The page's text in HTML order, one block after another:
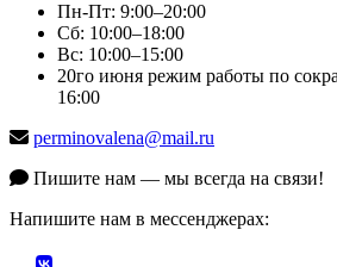
Пн-Пт: 9:00–20:00
Сб: 10:00–18:00
Вс: 10:00–15:00
20го июня режим работы по
16:00
perminovalena@mail.ru
Пишите нам — мы всегда на связи!
Напишите нам в мессенджерах: